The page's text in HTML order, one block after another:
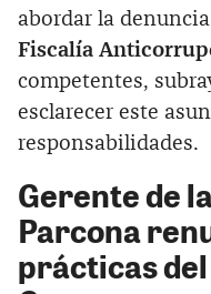
abordar la
Fiscalía
competentes,
esclarecer este
responsabilidades.
Gerente de
Parcona
prácticas